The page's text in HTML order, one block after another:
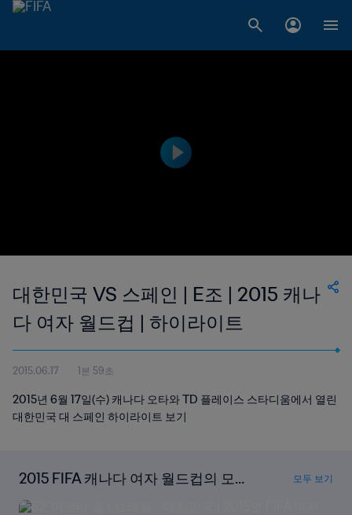
대한민국 VS 스페인 | E조 | 2015 캐나
다 여자 월드컵 | 하이라이트
2015.06.17 1분 59초
2015년 6월 17일(수) 캐나다 오타와 TD 플레이스 스타디움에서 열린
대한민국 대 스페인 하이라이트 보기
2015 FIFA 캐나다 여자 월드컵의 모든
골 다시보기
모두 보기